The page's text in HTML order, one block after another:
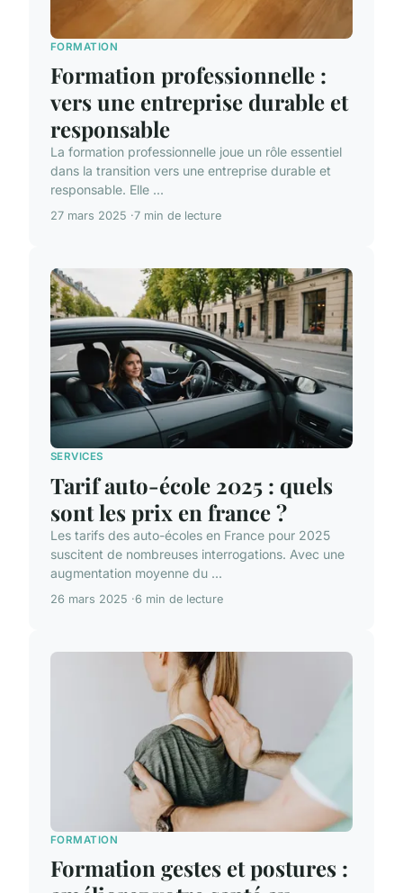
FORMATION
Formation professionnelle :
vers une entreprise durable et
responsable
La formation professionnelle joue un rôle essentiel
dans la transition vers une entreprise durable et
responsable. Elle ...
27 mars 2025 7 min de lecture
SERVICES
Tarif auto-école 2025 : quels
sont les prix en france ?
Les tarifs des auto-écoles en France pour 2025
suscitent de nombreuses interrogations. Avec une
augmentation moyenne du ...
26 mars 2025 6 min de lecture
FORMATION
Formation gestes et postures :